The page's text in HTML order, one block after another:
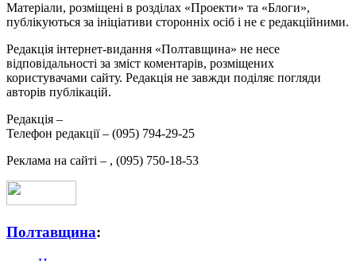
Матеріали, розміщені в розділах «Проекти» та «Блоги»,
публікуються за ініціативи сторонніх осіб і не є редакційними.
Редакція інтернет-видання «Полтавщина» не несе
відповідальності за зміст коментарів, розміщених
користувачами сайту. Редакція не завжди поділяє погляди
авторів публікацій.
Редакція –
Телефон редакції – (095) 794-29-25
Реклама на сайті – , (095) 750-18-53
Полтавщина: